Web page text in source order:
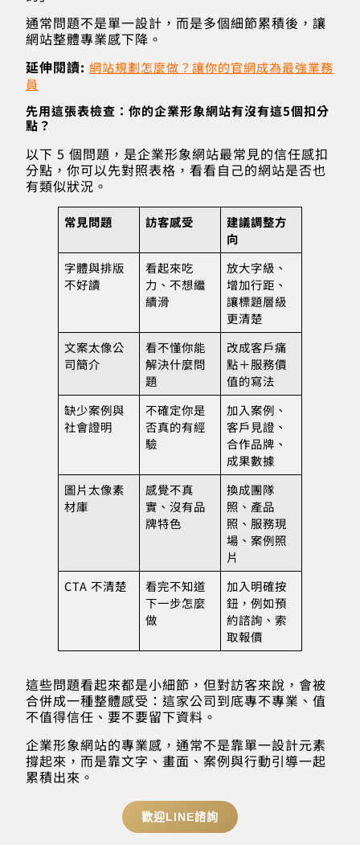
通常問題不是單一設計，而是多個細節累積後，讓
網站整體專業感下降。
延伸閱讀: 網站規劃怎麼做？讓你的官網成為最強業務
員
先用這張表檢查：你的企業形象網站有沒有這5個扣分
點？
以下 5 個問題，是企業形象網站最常見的信任感扣
分點，你可以先對照表格，看看自己的網站是否也
有類似狀況。
常見問題 訪客感受
建議調整方
向
字體與排版
不好讀
看起來吃
力、不想繼
續滑
放大字級、
增加行距、
讓標題層級
更清楚
文案太像公
司簡介
看不懂你能
解決什麼問
題
改成客戶痛
點＋服務價
值的寫法
缺少案例與
社會證明
不確定你是
否真的有經
驗
加入案例、
客戶見證、
合作品牌、
成果數據
圖片太像素
材庫
感覺不真
實、沒有品
牌特色
換成團隊
照、產品
照、服務現
場、案例照
片
CTA 不清楚
看完不知道
下一步怎麼
做
加入明確按
鈕，例如預
約諮詢、索
取報價
這些問題看起來都是小細節，但對訪客來說，會被
合併成一種整體感受：這家公司到底專不專業、值
不值得信任、要不要留下資料。
企業形象網站的專業感，通常不是靠單一設計元素
撐起來，而是靠文字、畫面、案例與行動引導一起
累積出來。
歡迎LINE諮詢